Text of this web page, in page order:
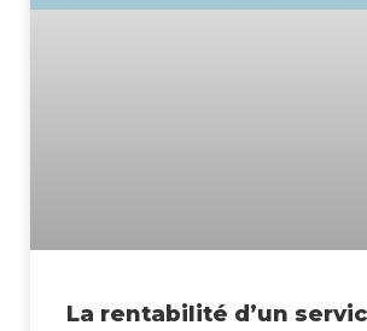
La rentabilité d’un